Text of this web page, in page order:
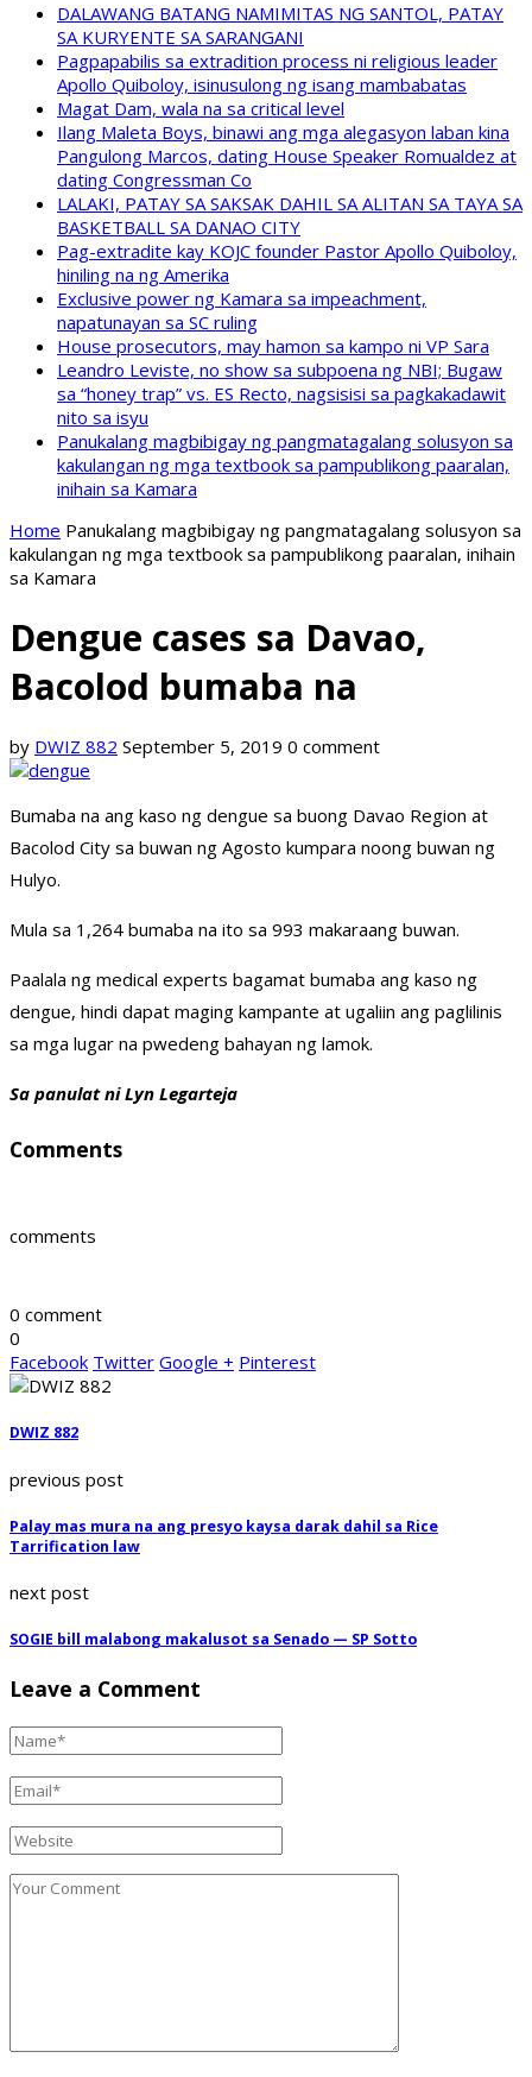
DALAWANG BATANG NAMIMITAS NG SANTOL, PATAY
SA KURYENTE SA SARANGANI
Pagpapabilis sa extradition process ni religious leader
Apollo Quiboloy, isinusulong ng isang mambabatas
Magat Dam, wala na sa critical level
Ilang Maleta Boys, binawi ang mga alegasyon laban kina
Pangulong Marcos, dating House Speaker Romualdez at
dating Congressman Co
LALAKI, PATAY SA SAKSAK DAHIL SA ALITAN SA TAYA SA
BASKETBALL SA DANAO CITY
Pag-extradite kay KOJC founder Pastor Apollo Quiboloy,
hiniling na ng Amerika
Exclusive power ng Kamara sa impeachment,
napatunayan sa SC ruling
House prosecutors, may hamon sa kampo ni VP Sara
Leandro Leviste, no show sa subpoena ng NBI; Bugaw
sa “honey trap” vs. ES Recto, nagsisisi sa pagkakadawit
nito sa isyu
Panukalang magbibigay ng pangmatagalang solusyon sa
kakulangan ng mga textbook sa pampublikong paaralan,
inihain sa Kamara
Home Panukalang magbibigay ng pangmatagalang solusyon sa
kakulangan ng mga textbook sa pampublikong paaralan, inihain
sa Kamara
Dengue cases sa Davao,
Bacolod bumaba na
by DWIZ 882 September 5, 2019 0 comment
Bumaba na ang kaso ng dengue sa buong Davao Region at
Bacolod City sa buwan ng Agosto kumpara noong buwan ng
Hulyo.
Mula sa 1,264 bumaba na ito sa 993 makaraang buwan.
Paalala ng medical experts bagamat bumaba ang kaso ng
dengue, hindi dapat maging kampante at ugaliin ang paglilinis
sa mga lugar na pwedeng bahayan ng lamok.
Sa panulat ni Lyn Legarteja
Comments
comments
0 comment
0
Facebook Twitter Google + Pinterest
DWIZ 882
previous post
Palay mas mura na ang presyo kaysa darak dahil sa Rice
Tarrification law
next post
SOGIE bill malabong makalusot sa Senado — SP Sotto
Leave a Comment